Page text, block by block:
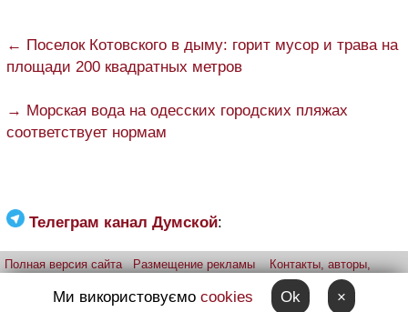
← Поселок Котовского в дыму: горит мусор и трава на
площади 200 квадратных метров
→ Морская вода на одесских городских пляжах
соответствует нормам
Телеграм канал Думской:
Полная версия сайта Размещение рекламы
Контакты, авторы,
iPhone
Прислать фото через telegram
Patreon
Ми використовуємо cookies Ok ×